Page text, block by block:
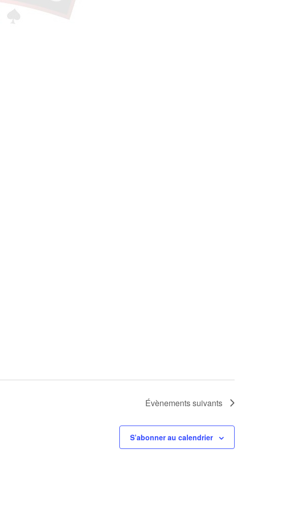
Évènementssuivants
S’abonner au calendrier